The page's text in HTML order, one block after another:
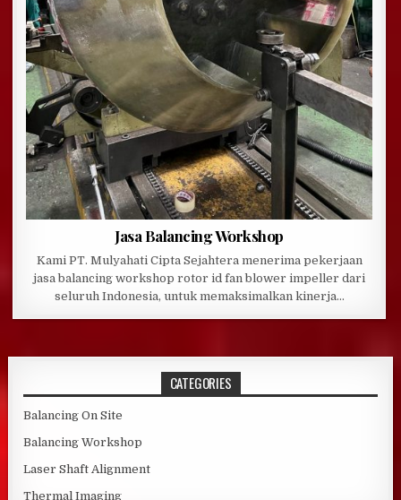
Jasa Balancing Workshop
Kami PT. Mulyahati Cipta Sejahtera menerima pekerjaan
jasa balancing workshop rotor id fan blower impeller dari
seluruh Indonesia, untuk memaksimalkan kinerja…
CATEGORIES
Balancing On Site
Balancing Workshop
Laser Shaft Alignment
Thermal Imaging